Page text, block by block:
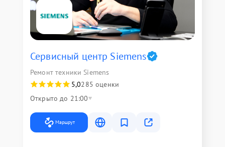
Сервисный центр Siemens
Ремонт техники Siemens
5,0285 оценки
Открыто до 21:00
Маршрут